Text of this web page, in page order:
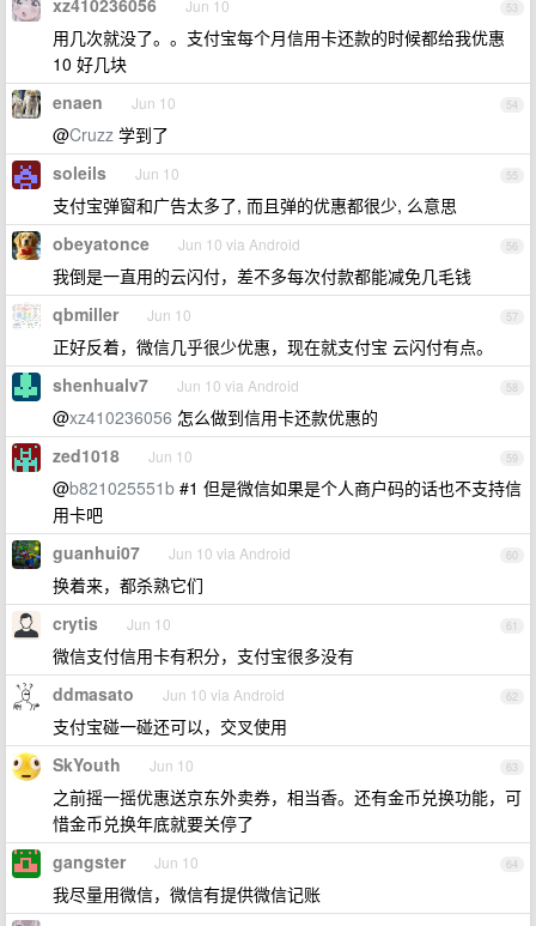
53
xz410236056 Jun 10
用几次就没了。。支付宝每个月信用卡还款的时候都给我优惠
10 好几块
54
enaen Jun 10
@Cruzz 学到了
55
soleils Jun 10
支付宝弹窗和广告太多了, 而且弹的优惠都很少, 么意思
56
obeyatonce Jun 10 via Android
我倒是一直用的云闪付，差不多每次付款都能减免几毛钱
57
qbmiller Jun 10
正好反着，微信几乎很少优惠，现在就支付宝 云闪付有点。
58
shenhualv7 Jun 10 via Android
@xz410236056 怎么做到信用卡还款优惠的
59
zed1018 Jun 10
@b821025551b #1 但是微信如果是个人商户码的话也不支持信
用卡吧
60
guanhui07 Jun 10 via Android
换着来，都杀熟它们
61
crytis Jun 10
微信支付信用卡有积分，支付宝很多没有
62
ddmasato Jun 10 via Android
支付宝碰一碰还可以，交叉使用
63
SkYouth Jun 10
之前摇一摇优惠送京东外卖券，相当香。还有金币兑换功能，可
惜金币兑换年底就要关停了
64
gangster Jun 10
我尽量用微信，微信有提供微信记账